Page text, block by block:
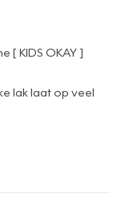
[ KIDS OKAY ]
lak laat op veel